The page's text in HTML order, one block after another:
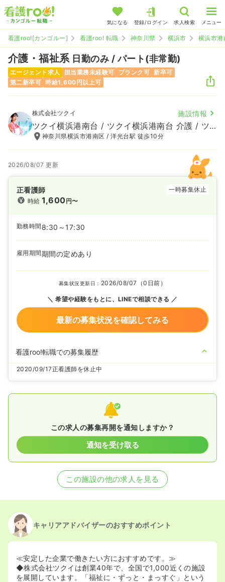
気になる 登録/ログイン 求人検索 メニュー
看護roo![カンゴルー] 看護roo! 転職 神奈川県 横浜市 横浜市港
介護・福祉系 日勤のみ / パート(非常勤)
エージェント求人 担当業務未経験可 ブランク可 新卒可
第二新卒可 時給1,600円以上可
株式会社ツクイ 施設情報
ツクイ横浜港南台 / ツクイ横浜港南台 介護 / ツクイ横浜港南台 ケアプランセンター
神奈川県横浜市港南区 / 洋光台駅 徒歩10分
2026/08/07 更新
正看護師
一時募集休止
時給1,600円〜
勤務時間 8:30～17:30
雇用期間期間の定めあり
募集状況更新日： 2026/08/07（0日前）
希望や経験をもとに、LINEで相談できる
最新の募集状況を確認してみる
看護roo!転職での募集履歴
2020/09/17正看護師を休止中
この求人の募集再開を通知しますか？
通知を受け取る
この施設の他の求人を見る
キャリアアドバイザーのおすすめポイント
≪安定した企業で働きたい方におすすめです。≫
◆株式会社ツクイは創業40年で、全国で1,000近くの施設
を展開しています。「福祉に・ずっと・まっすぐ」という